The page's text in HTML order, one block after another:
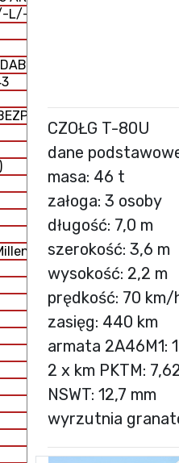
L/-T
1500
GDM-008
CZOŁG T-80U
dane
masa: 46 t
załoga: 3 osoby
długość: 7,0 m
szerokość: 3,6 m
wysokość: 2,2 m
prędkość: 70 km/
zasięg: 440 km
armata 2A46M1:
2 x km PKTM:
NSWT: 12,7 mm
wyrzutnia